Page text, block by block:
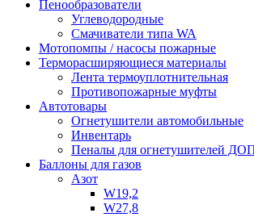
Пенообразователи
Углеводородные
Смачиватели типа WA
Мотопомпы / насосы пожарные
Терморасширяющиеся материалы
Лента термоуплотнительная
Противопожарные муфты
Автотовары
Огнетушители автомобильные
Инвентарь
Пеналы для огнетушителей
Баллоны для газов
Азот
W19,2
W27,8